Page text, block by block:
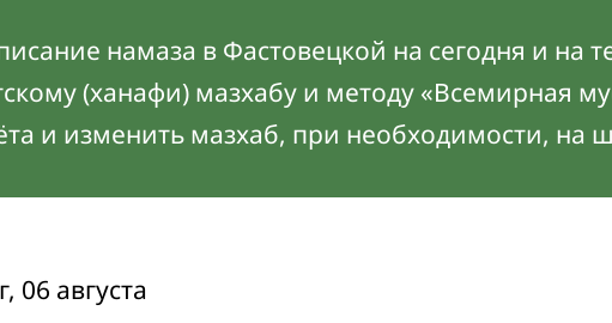
намаза в Фастовецкой на сегодня и на
(ханафи) мазхабу и методу «Всемирная
и изменить мазхаб, при необходимости, на
06 августа